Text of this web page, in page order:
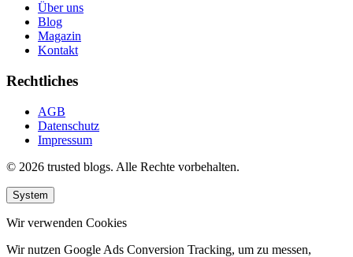
Über uns
Blog
Magazin
Kontakt
Rechtliches
AGB
Datenschutz
Impressum
© 2026 trusted blogs. Alle Rechte vorbehalten.
System
Wir verwenden Cookies
Wir nutzen Google Ads Conversion Tracking, um zu messen,